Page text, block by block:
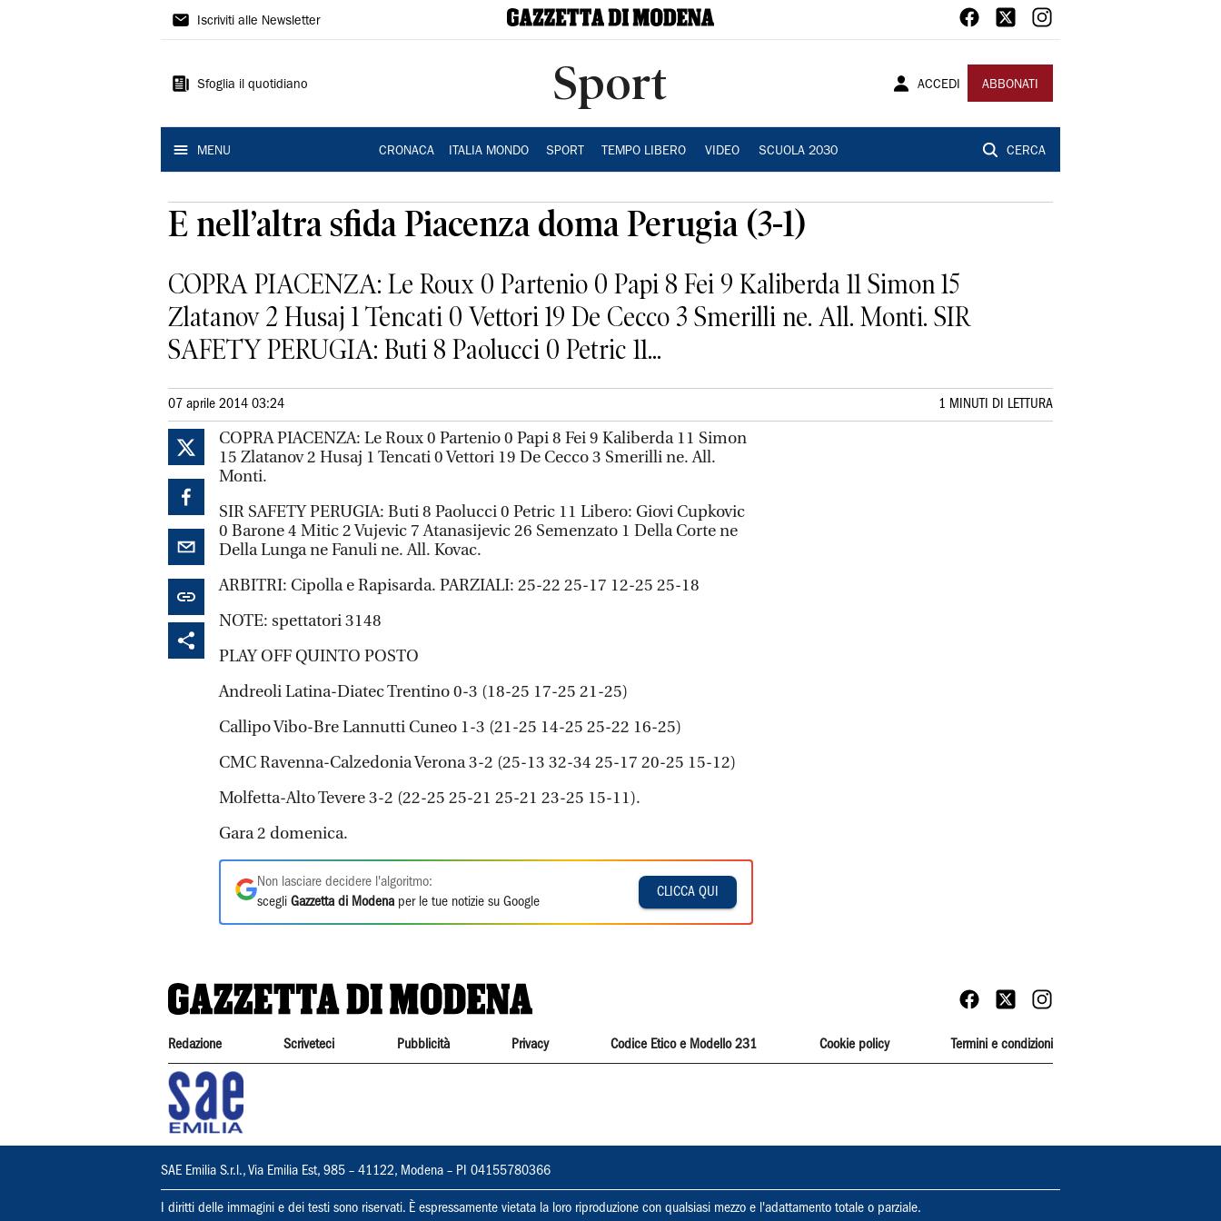
Gazzetta
Modena
Iscriviti alle Newsletter
Sfoglia il quotidiano Sport ACCEDI ABBONATI
MENU CRONACA ITALIA MONDO SPORT TEMPO LIBERO VIDEO SCUOLA 2030 CERCA
E nell’altra sfida Piacenza doma Perugia (3-1)
COPRA PIACENZA: Le Roux 0 Partenio 0 Papi 8 Fei 9 Kaliberda 11 Simon 15
Zlatanov 2 Husaj 1 Tencati 0 Vettori 19 De Cecco 3 Smerilli ne. All. Monti. SIR
SAFETY PERUGIA: Buti 8 Paolucci 0 Petric 11...
07 aprile 2014 03:24 1 MINUTI DI LETTURA
COPRA PIACENZA: Le Roux 0 Partenio 0 Papi 8 Fei 9 Kaliberda 11 Simon
15 Zlatanov 2 Husaj 1 Tencati 0 Vettori 19 De Cecco 3 Smerilli ne. All.
Monti.
SIR SAFETY PERUGIA: Buti 8 Paolucci 0 Petric 11 Libero: Giovi Cupkovic
0 Barone 4 Mitic 2 Vujevic 7 Atanasijevic 26 Semenzato 1 Della Corte ne
Della Lunga ne Fanuli ne. All. Kovac.
ARBITRI: Cipolla e Rapisarda. PARZIALI: 25-22 25-17 12-25 25-18
NOTE: spettatori 3148
PLAY OFF QUINTO POSTO
Andreoli Latina-Diatec Trentino 0-3 (18-25 17-25 21-25)
Callipo Vibo-Bre Lannutti Cuneo 1-3 (21-25 14-25 25-22 16-25)
CMC Ravenna-Calzedonia Verona 3-2 (25-13 32-34 25-17 20-25 15-12)
Molfetta-Alto Tevere 3-2 (22-25 25-21 25-21 23-25 15-11).
Gara 2 domenica.
Non lasciare decidere l'algoritmo:
scegli Gazzetta di Modena per le tue notizie su Google
CLICCA QUI
Redazione Scriveteci Pubblicità Privacy Codice Etico e Modello 231 Cookie policy Termini e condizioni
SAE Emilia S.r.l., Via Emilia Est, 985 – 41122, Modena – PI 04155780366
I diritti delle immagini e dei testi sono riservati. È espressamente vietata la loro riproduzione con qualsiasi mezzo e l'adattamento totale o parziale.